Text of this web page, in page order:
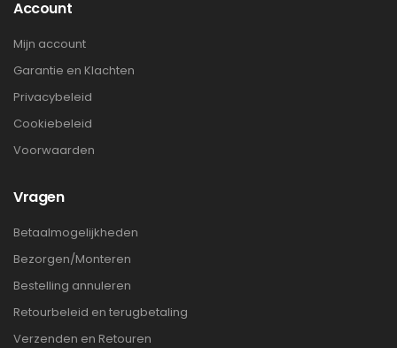
Account
Mijn account
Garantie en Klachten
Privacybeleid
Cookiebeleid
Voorwaarden
Vragen
Betaalmogelijkheden
Bezorgen/Monteren
Bestelling annuleren
Retourbeleid en terugbetaling
Verzenden en Retouren